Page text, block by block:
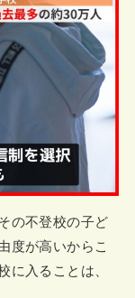
の不登校の子ど
度が高いからこ
に入ることは、